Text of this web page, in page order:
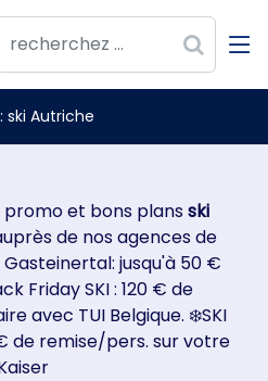
ski Autriche
promo et bons plansski
de nos agences de
jusqu'à 50 €
Friday SKI : 120 € de
avec TUI Belgique. ❄️SKI
de remise/pers. sur votre